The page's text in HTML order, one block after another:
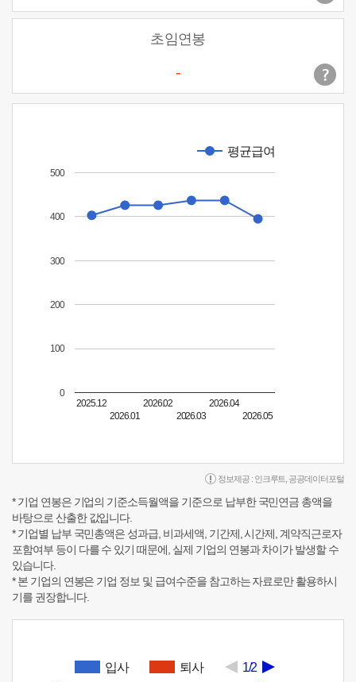
초임연봉
-
평균급여
2025.12
2026.01
2026.02
2026.03
2026.04
2026.05
0
100
200
300
400
500
정보제공 : 인크루트 공공데이터포털
* 기업 연봉은 기업의 기준소득월액을 기준으로 납부한 국민연금 총액을
바탕으로 산출한 값입니다.
* 기업별 납부 국민총액은 성과급, 비과세액, 기간제, 시간제, 계약직근로자
포함여부 등이 다를 수 있기 때문에, 실제 기업의 연봉과 차이가 발생할 수
있습니다.
* 본 기업의 연봉은 기업 정보 및 급여수준을 참고하는 자료로만 활용하시
기를 권장합니다.
입사 퇴사 1/2